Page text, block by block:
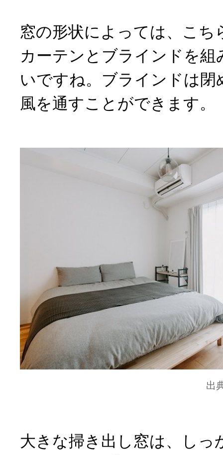
窓の形状によっては、こち
カーテンとブラインドを
いですね。ブラインドは
風を通すことができます。
出
大きな掃き出し窓は、しっ